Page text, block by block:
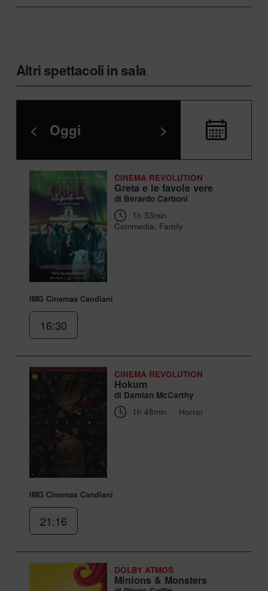
Altri spettacoli in sala
< Oggi >
CINEMA REVOLUTION
Greta e le favole vere
di Berardo Carboni
1h 33min
Commedia, Family
IMG Cinemas Candiani
16:30
CINEMA REVOLUTION
Hokum
di Damian McCarthy
1h 48min
Horror
IMG Cinemas Candiani
21:16
DOLBY ATMOS
Minions & Monsters